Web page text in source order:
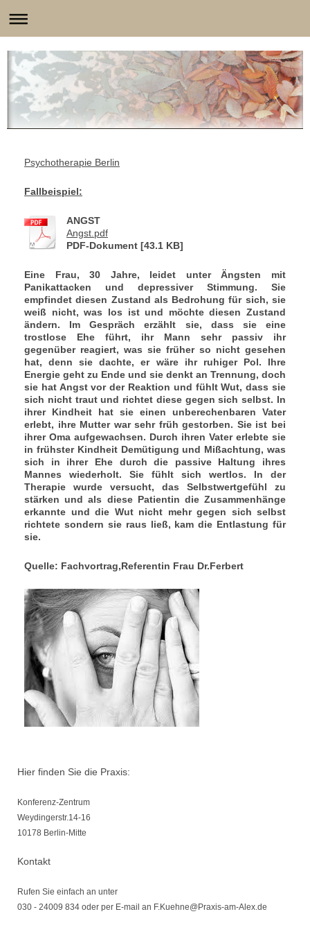
Psychotherapie Berlin
Fallbeispiel:
ANGST
Angst.pdf
PDF-Dokument [43.1 KB]
Eine Frau, 30 Jahre, leidet unter Ängsten mit
Panikattacken und depressiver Stimmung. Sie
empfindet diesen Zustand als Bedrohung für sich, sie
weiß nicht, was los ist und möchte diesen Zustand
ändern. Im Gespräch erzählt sie, dass sie eine
trostlose Ehe führt, ihr Mann sehr passiv ihr
gegenüber reagiert, was sie früher so nicht gesehen
hat, denn sie dachte, er wäre ihr ruhiger Pol. Ihre
Energie geht zu Ende und sie denkt an Trennung, doch
sie hat Angst vor der Reaktion und fühlt Wut, dass sie
sich nicht traut und richtet diese gegen sich selbst. In
ihrer Kindheit hat sie einen unberechenbaren Vater
erlebt, ihre Mutter war sehr früh gestorben. Sie ist bei
ihrer Oma aufgewachsen. Durch ihren Vater erlebte sie
in frühster Kindheit Demütigung und Mißachtung, was
sich in ihrer Ehe durch die passive Haltung ihres
Mannes wiederholt. Sie fühlt sich wertlos. In der
Therapie wurde versucht, das Selbstwertgefühl zu
stärken und als diese Patientin die Zusammenhänge
erkannte und die Wut nicht mehr gegen sich selbst
richtete sondern sie raus ließ, kam die Entlastung für
sie.
Quelle: Fachvortrag,Referentin Frau Dr.Ferbert
Hier finden Sie die Praxis:
Konferenz-Zentrum
Weydingerstr.14-16
10178 Berlin-Mitte
Kontakt
Rufen Sie einfach an unter
030 - 24009 834 oder per E-mail an F.Kuehne@Praxis-am-Alex.de